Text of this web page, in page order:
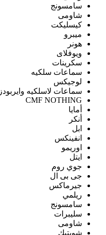
سامسونج
شاومى
كيسليكت
ميبرو
هونر
ويوفلاى
سكرينات
سماعات سلكيه
لوجيكس
سماعات لاسلكيه وايربودز
CMF NOTHING
أمايا
أنكر
ابل
انفينكس
اوريمو
ايتل
جوي روم
جى بى ال
جيرماكس
ريلمي
سامسونج
سليبرات
شاومى
شويتيك